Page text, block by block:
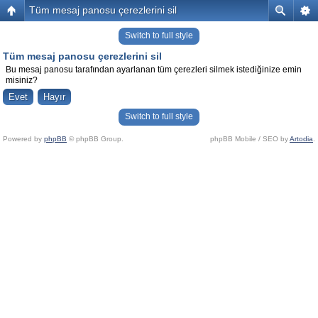
Tüm mesaj panosu çerezlerini sil
Switch to full style
Tüm mesaj panosu çerezlerini sil
Bu mesaj panosu tarafından ayarlanan tüm çerezleri silmek istediğinize emin
misiniz?
Switch to full style
Powered by phpBB © phpBB Group. phpBB Mobile / SEO byArtodia